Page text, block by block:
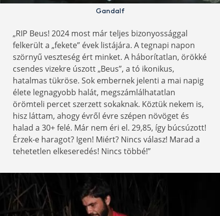
Gandalf
„RIP Beus! 2024 most már teljes bizonyossággal
felkerült a „fekete” évek listájára. A tegnapi napon
szörnyű veszteség ért minket. A háborítatlan, örökké
csendes vizekre úszott „Beus”, a tó ikonikus,
hatalmas tükröse. Sok embernek jelenti a mai napig
élete legnagyobb halát, megszámlálhatatlan
örömteli percet szerzett sokaknak. Köztük nekem is,
hisz láttam, ahogy évről évre szépen növöget és
halad a 30+ felé. Már nem éri el. 29,85, így búcsúzott!
Érzek-e haragot? Igen! Miért? Nincs válasz! Marad a
tehetetlen elkeseredés! Nincs többé!”